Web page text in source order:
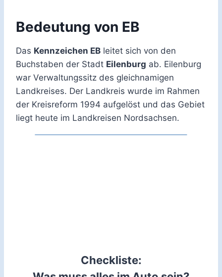
Bedeutung von EB
Das Kennzeichen EB leitet sich von den
Buchstaben der Stadt Eilenburg ab. Eilenburg
war Verwaltungssitz des gleichnamigen
Landkreises. Der Landkreis wurde im Rahmen
der Kreisreform 1994 aufgelöst und das Gebiet
liegt heute im Landkreisen Nordsachsen.
Checkliste: